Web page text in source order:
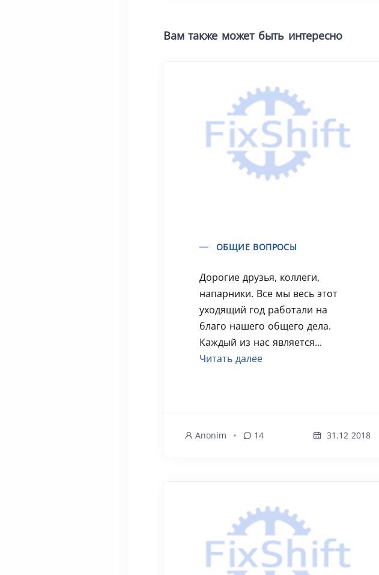
Вам также может быть интересно
ОБЩИЕ ВОПРОСЫ
Дорогие друзья, коллеги,
напарники. Все мы весь этот
уходящий год работали на
благо нашего общего дела.
Каждый из нас является...
Читать далее
Anonim 14 31.12 2018